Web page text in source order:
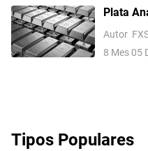
Plata
alcanza
a
Autor
8 Mes 05
Tipos Populares